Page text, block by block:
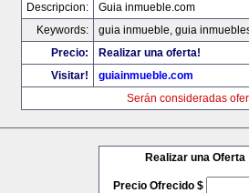
Descripcion:
Guia inmueble.com
Keywords:
guia inmueble, guia
Precio:
Realizar una oferta!
Visitar!
guiainmueble.com
Serán consideradas
Realizar una Oferta
Precio Ofrecido $